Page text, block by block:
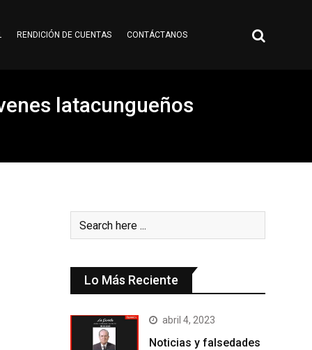
RENDICIÓN DE CUENTAS CONTÁCTANOS
latacungueños
Lo Más Reciente
abril 4, 2023
Noticias y falsedades